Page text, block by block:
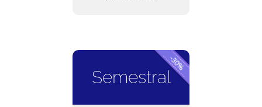
Semestral